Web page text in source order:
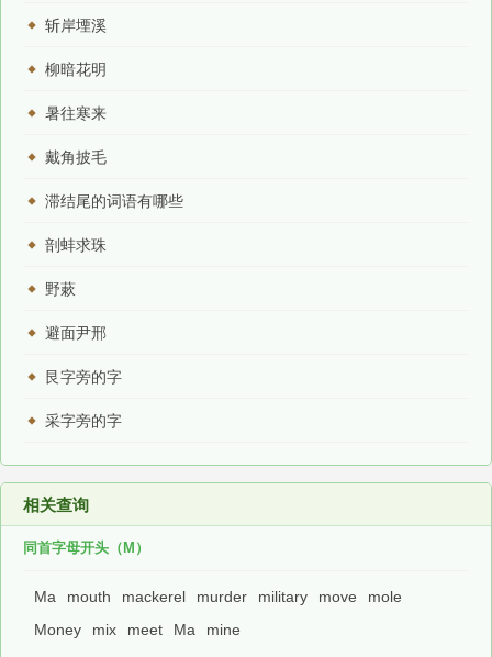
字繁体学习
斩岸堙溪
柳暗花明
暑往寒来
戴角披毛
滞结尾的词语有哪些
剖蚌求珠
野蔌
避面尹邢
艮字旁的字
采字旁的字
相关查询
同首字母开头（M）
Ma mouth mackerel murder military move
mole
Money
mix meet Ma mine